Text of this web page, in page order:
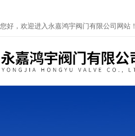
您好，欢迎进入永嘉鸿宇阀门有限公司网站！